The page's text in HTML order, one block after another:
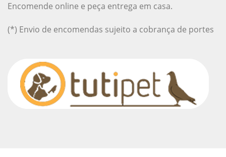
Encomende online e peça entrega em casa.
(*) Envio de encomendas sujeito a cobrança de portes